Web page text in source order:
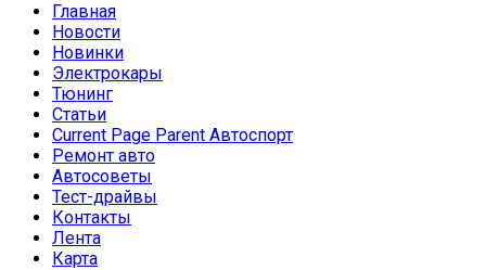
Главная
Новости
Новинки
Электрокары
Тюнинг
Статьи
Current Page Parent Автоспорт
Ремонт авто
Автосоветы
Тест-драйвы
Контакты
Лента
Карта